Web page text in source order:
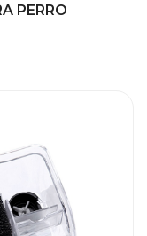
PERRO